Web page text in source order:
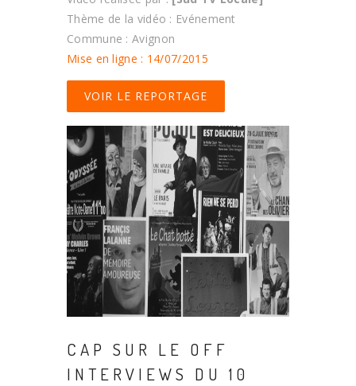
Thème de la vidéo : Evénement
Commune : Avignon
Mise en ligne : 14/07/2015
VOIR LE REPORTAGE
CAP SUR LE OFF
INTERVIEWS DU 10